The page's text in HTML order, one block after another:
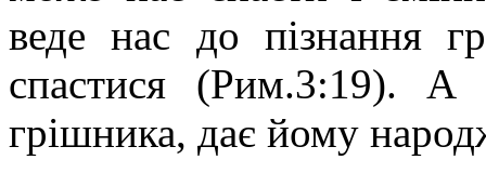
веде нас до пізнання
спастися (Рим.3:19). А
грішника, дає йому